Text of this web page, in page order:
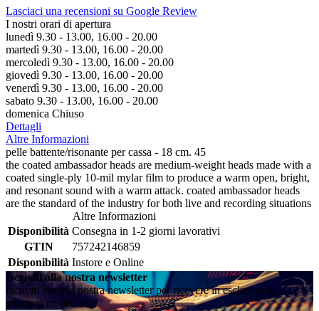
Lasciaci una recensioni su Google Review
I nostri orari di apertura
lunedì 9.30 - 13.00, 16.00 - 20.00
martedì 9.30 - 13.00, 16.00 - 20.00
mercoledì 9.30 - 13.00, 16.00 - 20.00
giovedì 9.30 - 13.00, 16.00 - 20.00
venerdì 9.30 - 13.00, 16.00 - 20.00
sabato 9.30 - 13.00, 16.00 - 20.00
domenica Chiuso
Dettagli
Altre Informazioni
pelle battente/risonante per cassa - 18 cm. 45
the coated ambassador heads are medium-weight heads made with a
coated single-ply 10-mil mylar film to produce a warm open, bright,
and resonant sound with a warm attack. coated ambassador heads
are the standard of the industry for both live and recording situations
Altre Informazioni
Disponibilità Consegna in 1-2 giorni lavorativi
GTIN
757242146859
Disponibilità Instore e Online
Iscriviti alla nostra newsletter
Iscriviti ora alla nostra newsletter per ricevere in esclusiva le
promozioni dedicate